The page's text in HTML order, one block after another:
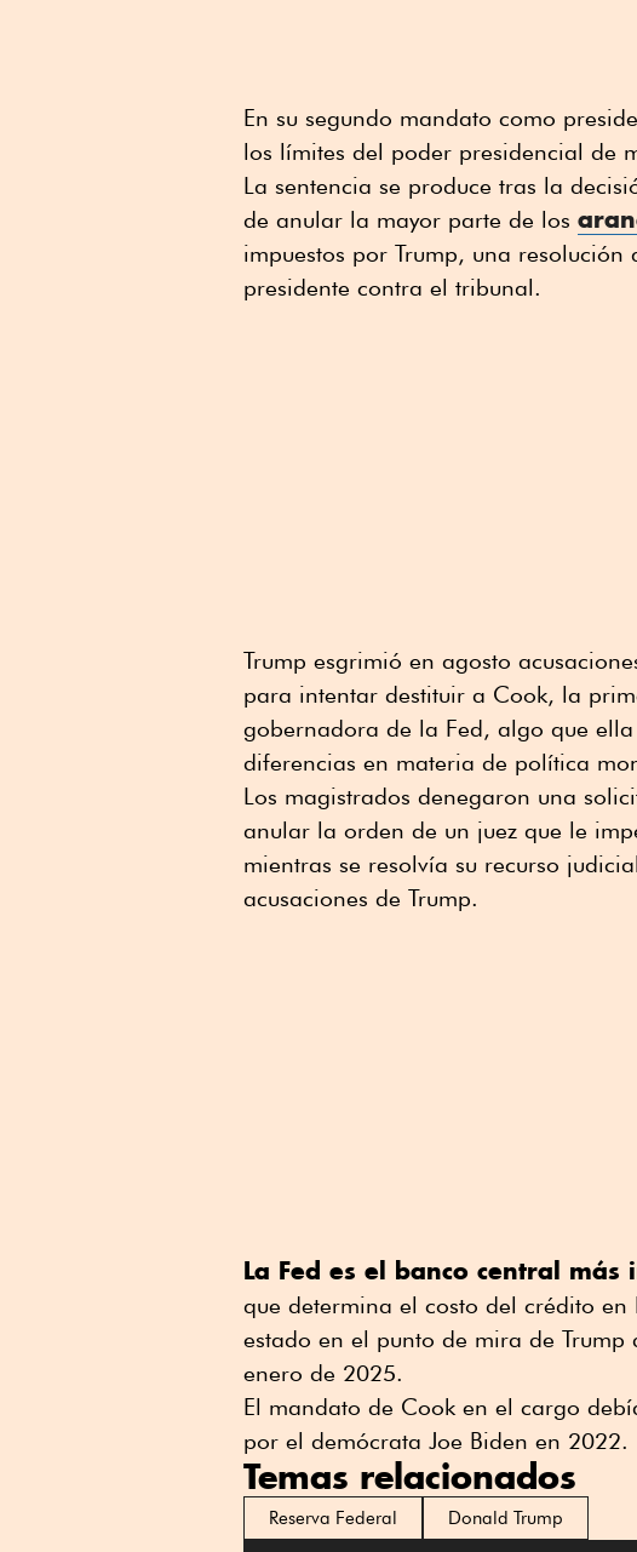
En su segundo mandato como
los límites del poder presidencial de
La sentencia se produce tras la
de anular la mayor parte de los
impuestos por Trump, una
presidente contra el tribunal.
Trump esgrimió en agosto
para intentar destituir a Cook, la
gobernadora de la Fed, algo que
diferencias ⁠en materia de política
Los magistrados denegaron ⁠una
anular la orden de un juez que le
mientras se resolvía su recurso
acusaciones de Trump.
La Fed es el banco central
que determina el costo del crédito
estado en el punto de mira de
enero de 2025.
El mandato de Cook en el cargo
por el demócrata Joe Biden en 2022.
Temas relacionados
Reserva Federal Donald Trump